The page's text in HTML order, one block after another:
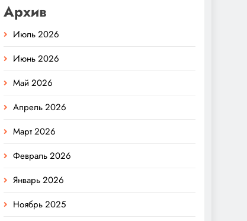
Архив
Июль 2026
Июнь 2026
Май 2026
Апрель 2026
Март 2026
Февраль 2026
Январь 2026
Ноябрь 2025